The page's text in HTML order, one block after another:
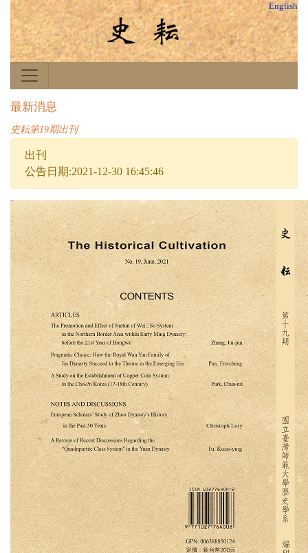
English
最新消息
史耘第19期出刊
出刊
公告日期:2021-12-30 16:45:46